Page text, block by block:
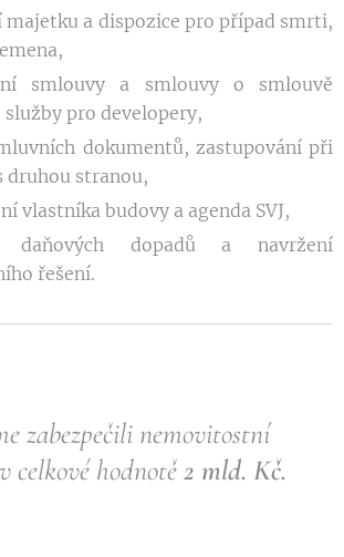
majetku a dispozice pro případ smrti,
smlouvy a smlouvy o smlouvě
služby pro developery,
dokumentů, zastupování při
druhou stranou,
vlastníka budovy a agenda SVJ,
daňových dopadů a navržení
řešení.
zabezpečili nemovitostní
celkové hodnotě2 mld. Kč.